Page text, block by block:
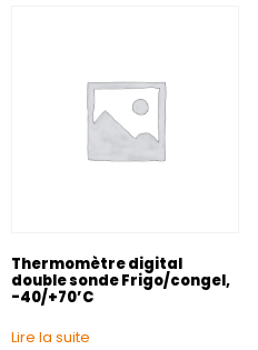
Thermomètre digital
double sonde Frigo/congel,
-40/+70’C
Lire la suite